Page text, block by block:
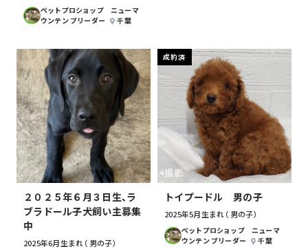
ぺットプロショップ ニューマ
ウンテン ブリーダー
千葉
２０２５年６月３日生、ラ
ブラドール子犬飼い主募集
中
2025年6月生まれ （男の子）
成約済
トイプードル 男の子
2025年5月生まれ （男の子）
ぺットプロショップ ニューマ
ウンテン ブリーダー
千葉